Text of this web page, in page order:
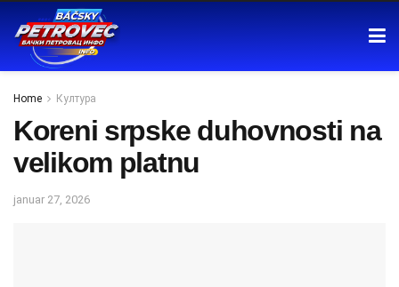
Home Култура
Koreni srpske duhovnosti na
velikom platnu
januar 27, 2026